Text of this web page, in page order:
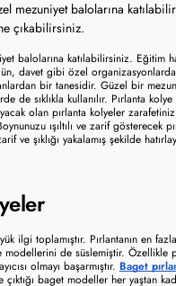
mezuniyet balolarına
çıkabilirsiniz.
balolarına katılabilirsiniz. Eğitim
davet gibi özel
bir tanesidir. Güzel bir
de sıklıkla kullanılır. Pırlanta
olan pırlanta kolyeler zarafetinizi
ışıltılı ve zarif gösterecek
ve şıklığı yakalamış şekilde
ilgi toplamıştır. Pırlantanın en
de süslemiştir. Özellikle
olmayı başarmıştır. Baget
çıktığı baget modeller her yaştan